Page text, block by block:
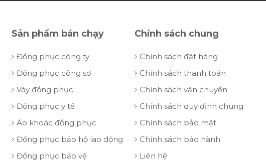
Sản phẩm bán chạy
Đồng phục công ty
Đồng phục công sở
Váy đồng phục
Đồng phục y tế
Áo khoác đồng phục
Đồng phục bảo hộ lao động
Đồng phục bảo vệ
Chính sách chung
Chính sách đặt hàng
Chính sách thanh toán
Chính sách vận chuyển
Chính sách quy định chung
Chính sách bảo mật
Chính sách bảo hành
Liên hệ